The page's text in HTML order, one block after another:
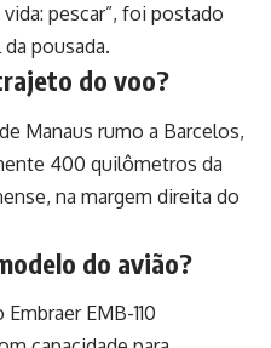
pescar”, foi postado
pousada.
do voo?
Manaus rumo a Barcelos,
400 quilômetros da
na margem direita do
do avião?
EMB-110